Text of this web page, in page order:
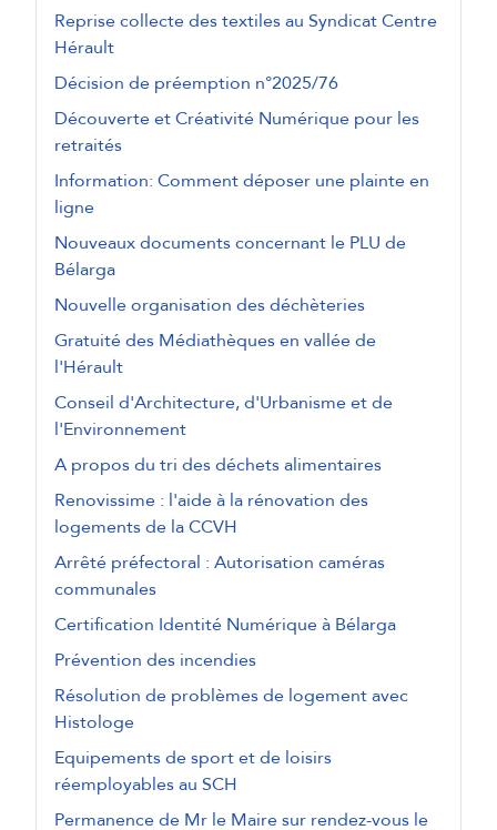
Reprise collecte des textiles au Syndicat Centre
Hérault
Décision de préemption n°2025/76
Découverte et Créativité Numérique pour les
retraités
Information: Comment déposer une plainte en
ligne
Nouveaux documents concernant le PLU de
Bélarga
Nouvelle organisation des déchèteries
Gratuité des Médiathèques en vallée de
l'Hérault
Conseil d'Architecture, d'Urbanisme et de
l'Environnement
A propos du tri des déchets alimentaires
Renovissime : l'aide à la rénovation des
logements de la CCVH
Arrêté préfectoral : Autorisation caméras
communales
Certification Identité Numérique à Bélarga
Prévention des incendies
Résolution de problèmes de logement avec
Histologe
Equipements de sport et de loisirs
réemployables au SCH
Permanence de Mr le Maire sur rendez-vous le